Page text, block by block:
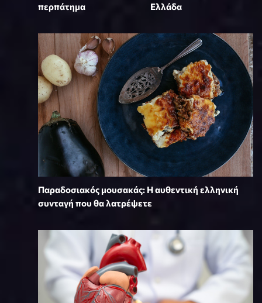
περπάτημα
Ελλάδα
Παραδοσιακός μουσακάς: Η αυθεντική ελληνική
συνταγή που θα λατρέψετε